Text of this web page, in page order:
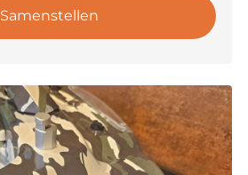
Samenstellen